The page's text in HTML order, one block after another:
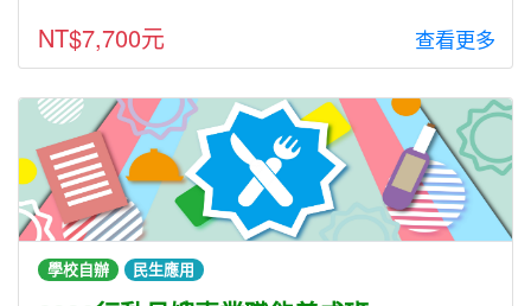
NT$7,700元 查看更多
學校自辦 民生應用